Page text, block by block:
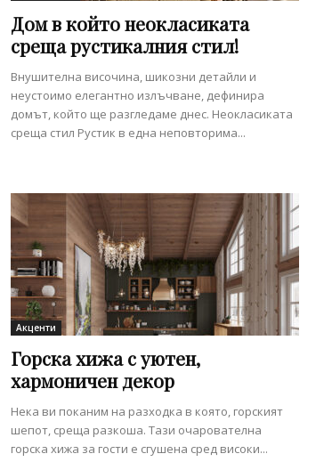
Дом в който неокласиката
среща рустикалния стил!
Внушителна височина, шикозни детайли и
неустоимо елегантно излъчване, дефинира
домът, който ще разгледаме днес. Неокласиката
среща стил Рустик в една неповторима...
Акценти
Горска хижа с уютен,
хармоничен декор
Нека ви поканим на разходка в която, горският
шепот, среща разкоша. Тази очарователна
горска хижа за гости е сгушена сред високи...